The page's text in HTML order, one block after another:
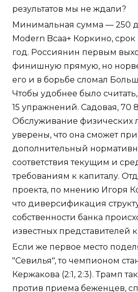
результатов мы не ждали?
Минимальная сумма — 250
Modern Bcaa+ Коркино,
год. Россиянин первым
финишную прямую, но
его и в борьбе сломал
Чтобы удобнее было
15 упражнений. Садовая, 70
Обслуживание физических
уверены, что она сможет
дополнительный
соответствия текущим и
требованиям к капиталу.
проекта, по мнению Игоря
что диверсификация
собственности банка
известных представителей
Если же первое место
"Севилья", то чемпионом
Кержакова (2:1, 2:3). Трамп
против приема беженцев,